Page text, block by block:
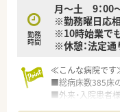
勤務
時間
月～土 9：00
※勤務曜日応相
※10時始業で
※休憩：法定通
≪こんな病院で
■総病床数385床
■外来・入院患者